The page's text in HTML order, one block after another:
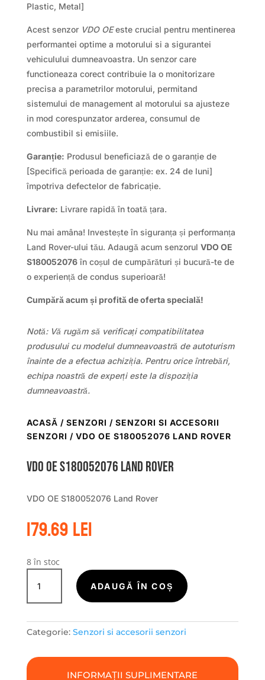
Plastic, Metal]
Acest senzor VDO OEeste crucial pentru mentinerea
performantei optime a motorului si a sigurantei
vehiculului dumneavoastra. Un senzor care
functioneaza corect contribuie la o monitorizare
precisa a parametrilor motorului, permitand
sistemului de management al motorului sa ajusteze
in mod corespunzator arderea, consumul de
combustibil si emisiile.
Garanție: Produsul beneficiază de o garanție de
[Specifică perioada de garanție: ex. 24 de luni]
împotriva defectelor de fabricație.
Livrare: Livrare rapidă în toată țara.
Nu mai amâna! Investește în siguranța și performanța
Land Rover-ului tău. Adaugă acum senzorul VDO OE
S180052076în coșul de cumpărături și bucură-te de
o experiență de condus superioară!
Cumpără acum și profită de oferta specială!
Notă: Vă rugăm să verificați compatibilitatea
produsului cu modelul dumneavoastră de autoturism
înainte de a efectua achiziția. Pentru orice întrebări,
echipa noastră de experți este la dispoziția
dumneavoastră.
ACASĂ / SENZORI / SENZORI SI ACCESORII
SENZORI / VDO OE S180052076 LAND ROVER
VDO OE S180052076 Land Rover
VDO OE S180052076 Land Rover
179.69lei
8 în stoc
Cantitate
VDO
OE
Land
ADAUGĂ ÎN COȘ
Categorie: Senzori si accesorii senzori
INFORMAȚII SUPLIMENTARE